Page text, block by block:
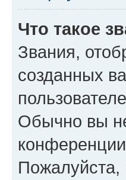
Что такое
Звания,
созданных
Обычно вы